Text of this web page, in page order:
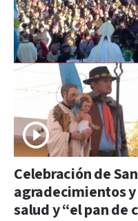
Celebración de
agradecimientos
salud y “el pan de